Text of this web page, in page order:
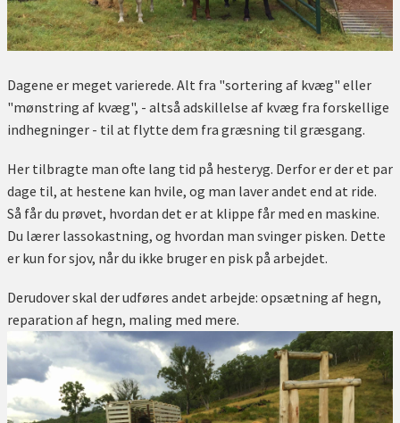
Dagene er meget varierede. Alt fra "sortering af kvæg" eller
"mønstring af kvæg", - altså adskillelse af kvæg fra forskellige
indhegninger - til at flytte dem fra græsning til græsgang.
Her tilbragte man ofte lang tid på hesteryg. Derfor er der et par
dage til, at hestene kan hvile, og man laver andet end at ride.
Så får du prøvet, hvordan det er at klippe får med en maskine.
Du lærer lassokastning, og hvordan man svinger pisken. Dette
er kun for sjov, når du ikke bruger en pisk på arbejdet.
Derudover skal der udføres andet arbejde: opsætning af hegn,
reparation af hegn, maling med mere.